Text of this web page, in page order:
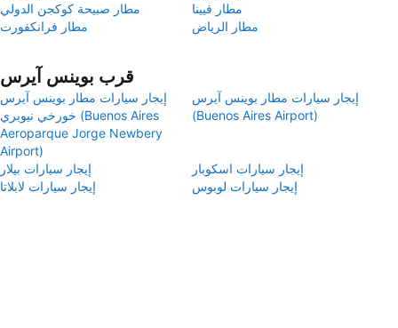
مطار صبيحة كوكجن الدولي
مطار فيينا
مطار فرانكفورت
مطار الرياض
قرب بوينس آيرس
إيجار سيارات مطار بوينس آيرس
خورخي نيوبري (Buenos Aires
Aeroparque Jorge Newbery
Airport)
إيجار سيارات مطار بوينس آيرس
(Buenos Aires Airport)
إيجار سيارات بيلار
إيجار سيارات اسكوبار
إيجار سيارات لابلاتا
إيجار سيارات لوبوس